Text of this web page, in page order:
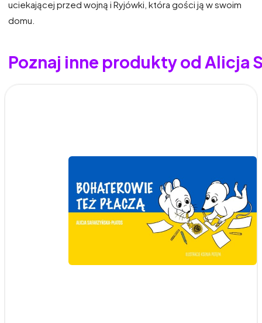
uciekającej przed wojną i Ryjówki, która gości ją w swoim
domu.
Poznaj inne produkty od Alicja